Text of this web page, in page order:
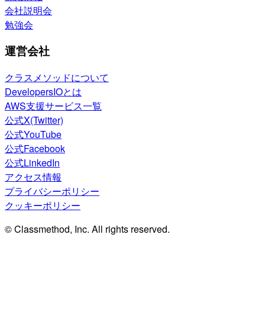
会社説明会
勉強会
運営会社
クラスメソッドについて
DevelopersIOとは
AWS支援サービス一覧
公式X(Twitter)
公式YouTube
公式Facebook
公式LinkedIn
アクセス情報
プライバシーポリシー
クッキーポリシー
© Classmethod, Inc. All rights reserved.